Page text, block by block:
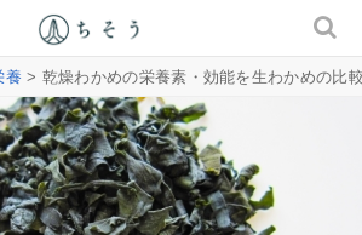
養 > 乾燥わかめの栄養素・効能を生わかめの比